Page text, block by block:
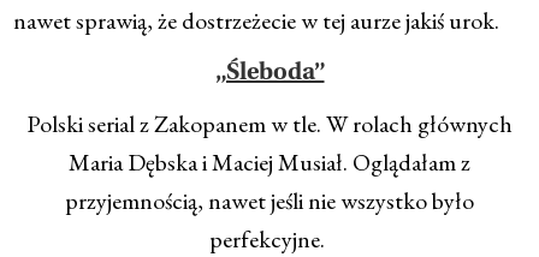
nawet sprawią, że dostrzeżecie w tej aurze jakiś urok.
„Śleboda”
Polski serial z Zakopanem w tle. W rolach głównych
Maria Dębska i Maciej Musiał. Oglądałam z
przyjemnością, nawet jeśli nie wszystko było
perfekcyjne.